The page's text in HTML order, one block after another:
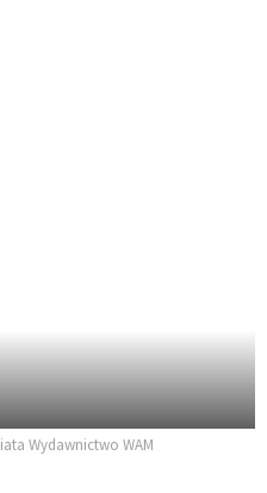
Wydawnictwo WAM